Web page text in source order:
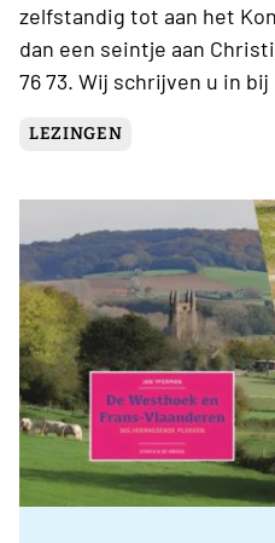
zelfstandig tot aan het
dan een seintje aan
76 73. Wij schrijven u in
LEZINGEN